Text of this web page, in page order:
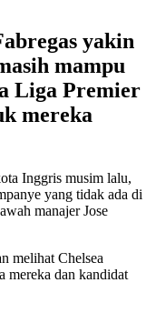
yakin
mampu
Liga Premier
mereka
Inggris musim lalu,
yang tidak ada di
manajer Jose
melihat Chelsea
mereka dan kandidat